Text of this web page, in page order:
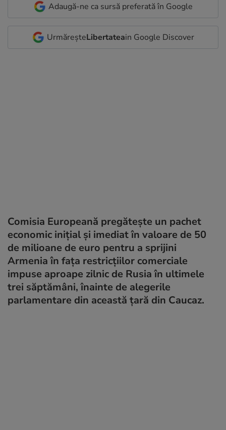
Adaugă-ne ca sursă preferată în Google
UrmăreșteLibertateain Google Discover
Comisia Europeană pregăteşte un pachet
economic inițial și imediat în valoare de 50
de milioane de euro pentru a sprijini
Armenia în fața restricţiilor comerciale
impuse aproape zilnic de Rusia în ultimele
trei săptămâni, înainte de alegerile
parlamentare din această țară din Caucaz.